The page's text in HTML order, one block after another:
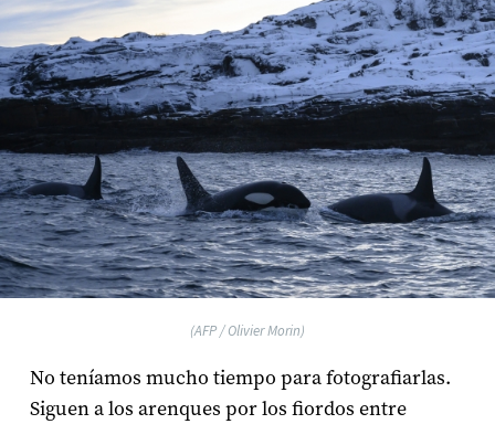
(AFP / Olivier Morin)
No teníamos mucho tiempo para fotografiarlas.
Siguen a los arenques por los fiordos entre